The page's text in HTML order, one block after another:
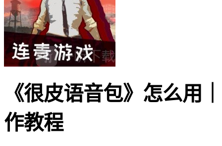
《很皮语音包》怎么用
作教程